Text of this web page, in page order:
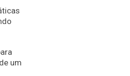
um